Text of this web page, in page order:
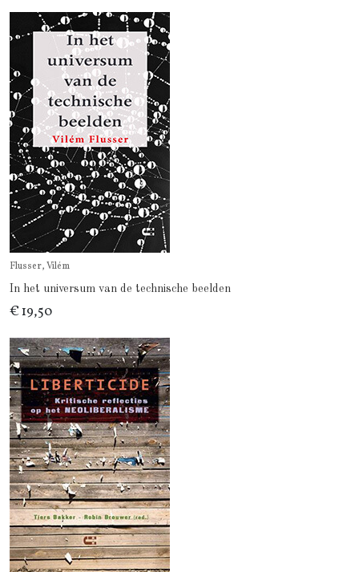
Flusser, Vilém
In het universum van de technische beelden
€ 19,50